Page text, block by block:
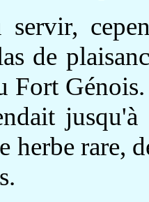
de
Fort
herbe rare,